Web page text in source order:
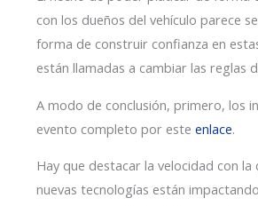
con los dueños del vehículo parece
forma de construir confianza en
están llamadas a cambiar las reglas
A modo de conclusión, primero, los
evento completo por este enlace.
Hay que destacar la velocidad con la
nuevas tecnologías están